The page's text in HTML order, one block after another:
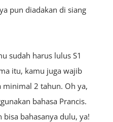
pun diadakan di siang
sudah harus lulus S1
itu, kamu juga wajib
2 tahun. Oh ya,
bahasa Prancis.
bisa bahasanya dulu, ya!